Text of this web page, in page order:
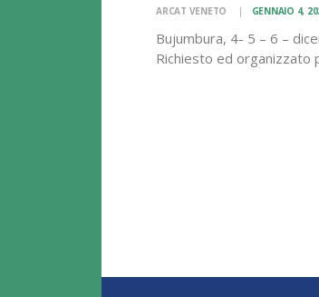
ARCAT VENETO GENNAIO 4,
Bujumbura, 4- 5 – 6 –
Richiesto ed organizzato